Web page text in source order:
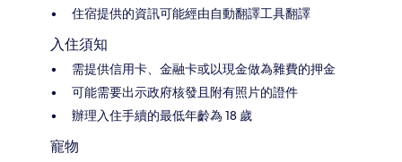
住宿提供的資訊可能經由自動翻譯工具翻譯
入住須知
需提供信用卡、金融卡或以現金做為雜費的押金
可能需要出示政府核發且附有照片的證件
辦理入住手續的最低年齡為 18 歲
寵物